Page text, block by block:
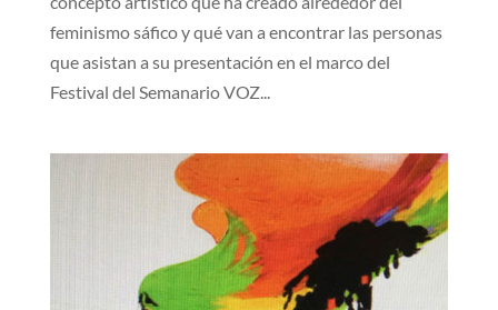
feminismo sáfico y qué van a encontrar las personas
que asistan a su presentación en el marco del
Festival del Semanario VOZ...